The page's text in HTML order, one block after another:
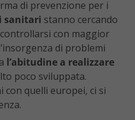
di prevenzione per i
sanitari stanno cercando
con maggior
di problemi
l’abitudine a realizzare
poco sviluppata.
quelli europei, ci si